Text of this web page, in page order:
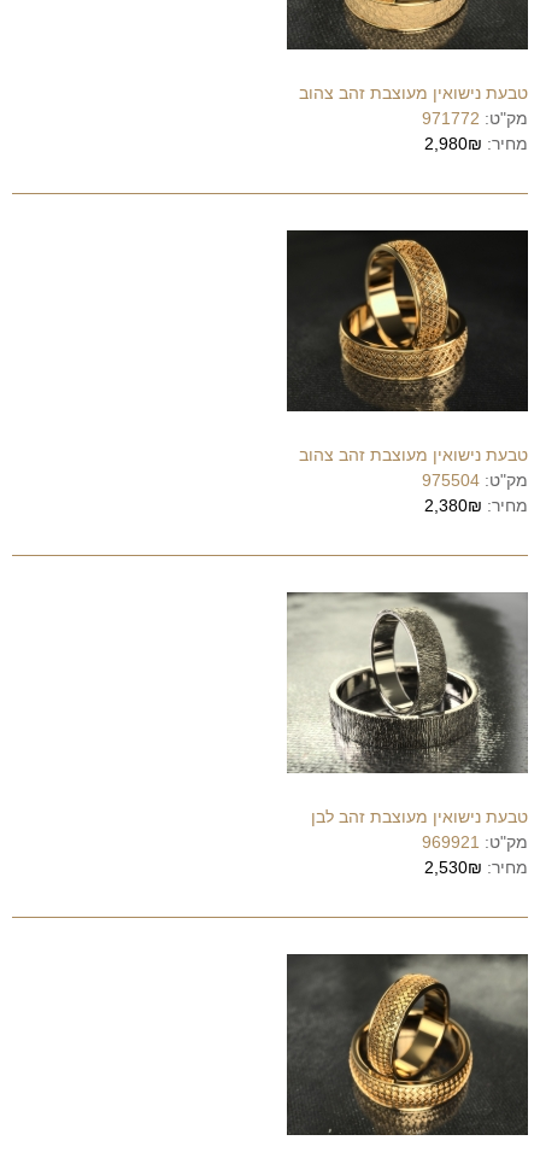
טבעת נישואין מעוצבת זהב צהוב
מק"ט: 971772
מחיר: 2,980₪
טבעת נישואין מעוצבת זהב צהוב
מק"ט: 975504
מחיר: 2,380₪
טבעת נישואין מעוצבת זהב לבן
מק"ט: 969921
מחיר: 2,530₪